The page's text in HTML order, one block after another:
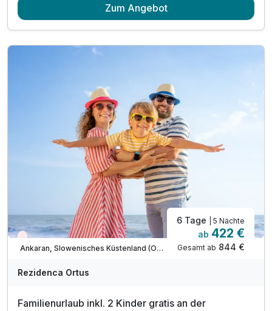
4 x reichhaltiges Frühstück
1 x Eintritt in die Sauna für 3 Std (ab 15 Jahren)
* Zuschlag für Kinder ab 15 Jahren = 42 € / Nacht
inkl. interaktive Familienkarte von Ankaran
Nutzung des Außenpools (ca. Mai-September)
inkl. Entspannung auf dem Barfuß-Kneipp-Pfad
inkl. Parkplatz & W-LAN Nutzung
* am Sonntag hat das Restaurant geschlossen
Zum Angebot
Wieder frei ab September
Ankaran, Slowenisches Küstenland (Obalno-kraska)
6 Tage | 5 Nächte
ab 422 €
Gesamt ab 844 €
Rezidenca Ortus
Familienurlaub inkl. 2 Kinder gratis an der